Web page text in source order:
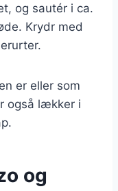
og sautér i ca.
Krydr med
er eller som
også lækker i
og